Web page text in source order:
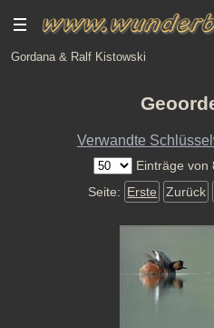
Gordana & Ralf Kistowski
Verwandte
Einträge von
Seite: Erste Zurück